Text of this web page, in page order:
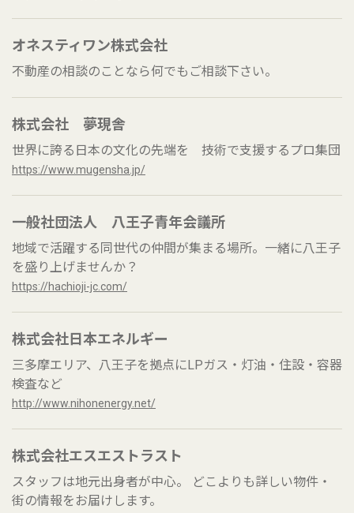
オネスティワン株式会社
不動産の相談のことなら何でもご相談下さい。
株式会社 夢現舎
世界に誇る日本の文化の先端を 技術で支援するプロ集団
https://www.mugensha.jp/
一般社団法人 八王子青年会議所
地域で活躍する同世代の仲間が集まる場所。一緒に八王子
を盛り上げませんか？
https://hachioji-jc.com/
株式会社日本エネルギー
三多摩エリア、八王子を拠点にLPガス・灯油・住設・容器
検査など
http://www.nihonenergy.net/
株式会社エスエストラスト
スタッフは地元出身者が中心。 どこよりも詳しい物件・
街の情報をお届けします。